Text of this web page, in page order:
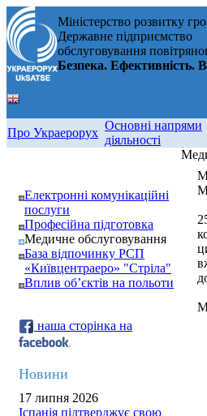
Міністерство розвитку
Державне підприємство
обслуговування
Безпека. Ефективність.
Про Украерорух
Основні напрями
діяльності
Електронні комунікаційні
послуги
Професійна підготовка
Медичне обслуговування
База відпочинку РСП
«Київцентраеро» "Стріла"
Вплив об’єктів на польоти
наша сторінка на
Новини
17 липня 2026
Іспанія підтверджує свою